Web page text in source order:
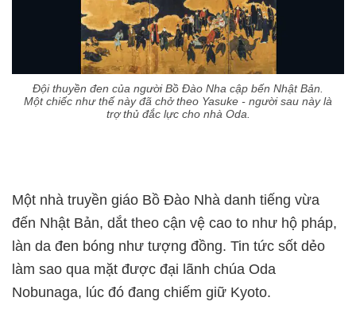
Đội thuyền đen của người Bồ Đào Nha cập bến Nhật Bản.
Một chiếc như thế này đã chở theo Yasuke - người sau này là
trợ thủ đắc lực cho nhà Oda.
Một nhà truyền giáo Bồ Đào Nhà danh tiếng vừa
đến Nhật Bản, dắt theo cận vệ cao to như hộ pháp,
làn da đen bóng như tượng đồng. Tin tức sốt dẻo
làm sao qua mặt được đại lãnh chúa Oda
Nobunaga, lúc đó đang chiếm giữ Kyoto.